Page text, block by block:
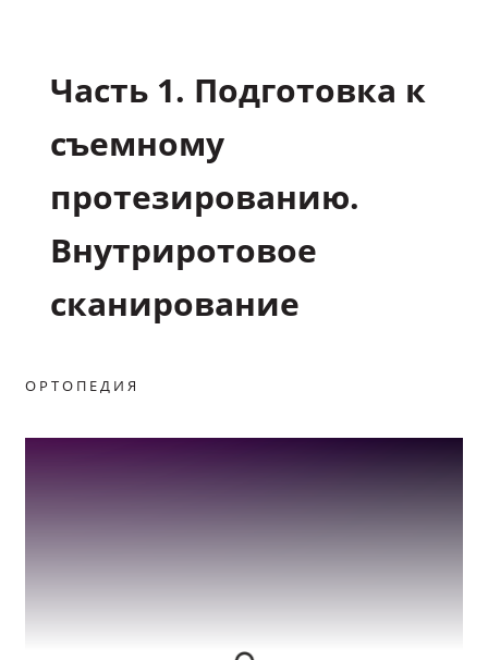
Научные статьи
Задать вопрос эксперту
Обратная связь
Часть 1. Подготовка к
съемному
протезированию.
Внутриротовое
сканирование
ОРТОПЕДИЯ